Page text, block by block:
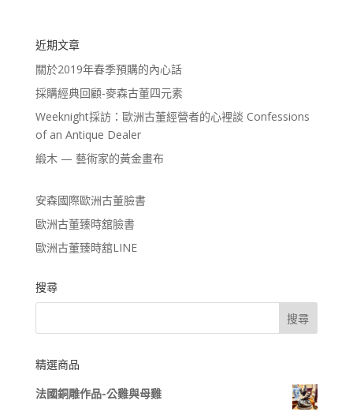
近期文章
關於2019年春季預購的內心話
採購經典回顧-麥森古董四元素
Weeknight採訪：歐洲古董經營者的心裡談 Confessions
of an Antique Dealer
緞木 — 藝術家的黃金畫布
安森國際歐洲古董臉書
歐洲古董臻時舘臉書
歐洲古董臻時舘LINE
搜尋
精選商品
法國銅雕作品-公雞與母雞